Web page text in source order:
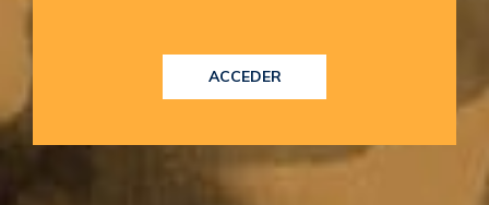
ACCEDER